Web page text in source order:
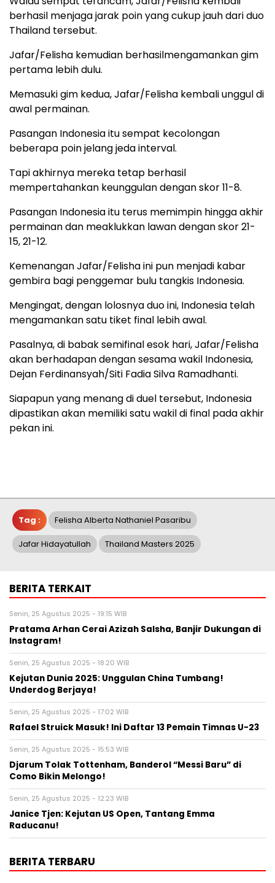
berhasil menjaga jarak poin yang cukup jauh dari duo
Thailand tersebut.
Jafar/Felisha kemudian berhasilmengamankan gim
pertama lebih dulu.
Memasuki gim kedua, Jafar/Felisha kembali unggul di
awal permainan.
Pasangan Indonesia itu sempat kecolongan
beberapa poin jelang jeda interval.
Tapi akhirnya mereka tetap berhasil
mempertahankan keunggulan dengan skor 11-8.
Pasangan Indonesia itu terus memimpin hingga akhir
permainan dan meaklukkan lawan dengan skor 21-
15, 21-12.
Kemenangan Jafar/Felisha ini pun menjadi kabar
gembira bagi penggemar bulu tangkis Indonesia.
Mengingat, dengan lolosnya duo ini, Indonesia telah
mengamankan satu tiket final lebih awal.
Pasalnya, di babak semifinal esok hari, Jafar/Felisha
akan berhadapan dengan sesama wakil Indonesia,
Dejan Ferdinansyah/Siti Fadia Silva Ramadhanti.
Siapapun yang menang di duel tersebut, Indonesia
dipastikan akan memiliki satu wakil di final pada akhir
pekan ini.
Tag : Felisha Alberta Nathaniel Pasaribu
Jafar Hidayatullah Thailand Masters 2025
BERITA TERKAIT
Senin, 25 Agustus 2025 - 19:15 WIB
Pratama Arhan Cerai Azizah Salsha, Banjir Dukungan di
Instagram!
Senin, 25 Agustus 2025 - 18:20 WIB
Kejutan Dunia 2025: Unggulan China Tumbang!
Underdog Berjaya!
Senin, 25 Agustus 2025 - 17:02 WIB
Rafael Struick Masuk! Ini Daftar 13 Pemain Timnas U-23
Senin, 25 Agustus 2025 - 15:53 WIB
Djarum Tolak Tottenham, Banderol “Messi Baru” di
Como Bikin Melongo!
Senin, 25 Agustus 2025 - 12:23 WIB
Janice Tjen: Kejutan US Open, Tantang Emma
Raducanu!
BERITA TERBARU